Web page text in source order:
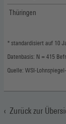
Thüringen
* standardisiert auf 10
Datenbasis: N = 415
Quelle: WSI-
Zurück zur